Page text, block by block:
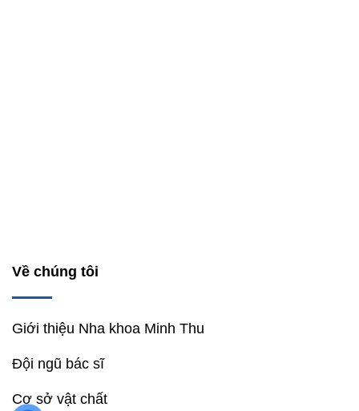
Về chúng tôi
Giới thiệu Nha khoa Minh Thu
Đội ngũ bác sĩ
Cơ sở vật chất